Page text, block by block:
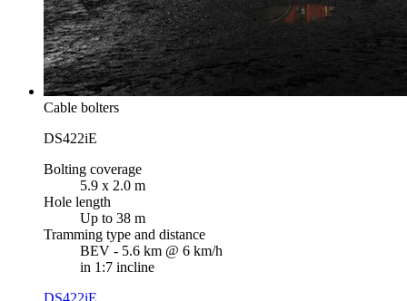
Cable bolters
DS422iE
Bolting coverage
5.9 x 2.0 m
Hole length
Up to 38 m
Tramming type and distance
BEV - 5.6 km @ 6 km/h
in 1:7 incline
DS422iE